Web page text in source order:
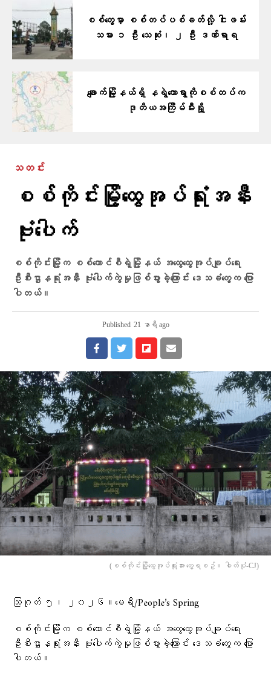
စစ်တွေမှာ စစ်တပ်ပစ်ခတ်လို့ ငါးဖမ်း
သမား ၁ ဦး သေဆုံး၊ ၂ ဦး ဒဏ်ရာရ
ချောက်မြို့နယ်ရှိ နရွဲတောရွာကိုစစ်တပ်က
ဒုတိယအကြိမ်မီးရှို့
သတင်း
စစ်ကိုင်းမြို့ထွေအုပ်ရုံးအနီး
ဗုံးပေါက်
စစ်ကိုင်းမြို့က စစ်ကောင်စီရဲ့မြို့နယ် အထွေထွေအုပ်ချုပ်ရေး
ဦးစီးဌာနရုံးအနီး ဗုံးပေါက်ကွဲမှုဖြစ်ပွားခဲ့ကြောင်း ဒေသခံတွေက ပြော
ပါတယ်။
Published 21 နာရီ ago
(စစ်ကိုင်းမြို့ထွေအုပ်ရုံးအား တွေ့ရစဥ်။ ဓါတ်ပုံံ-CJ)
သြဂုတ် ၅၊ ၂၀၂၆။မေရီ/People’s Spring
စစ်ကိုင်းမြို့က စစ်ကောင်စီရဲ့မြို့နယ် အထွေထွေအုပ်ချုပ်ရေး
ဦးစီးဌာနရုံးအနီး ဗုံးပေါက်ကွဲမှုဖြစ်ပွားခဲ့ကြောင်း ဒေသခံတွေက ပြော
ပါတယ်။